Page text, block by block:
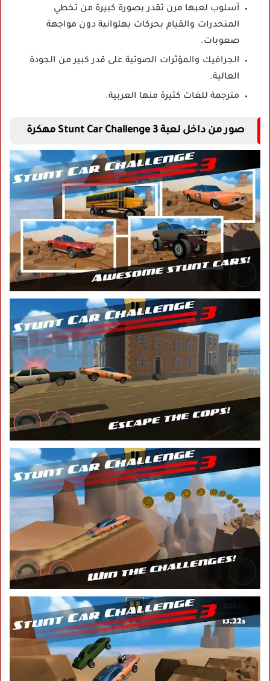
أسلوب لعبها مرن تقدر بصورة كبيرة من تخطي
المنحدرات والقيام بحركات بهلوانية دون مواجهة
صعوبات.
الجرافيك والمؤثرات الصوتية على قدر كبير من الجودة
العالية.
مترجمة للغات كثيرة منها العربية.
صور من داخل لعبة Stunt Car Challenge 3 مهكرة